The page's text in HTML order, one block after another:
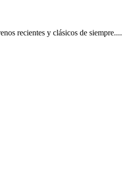
recientes y clásicos de siempre....